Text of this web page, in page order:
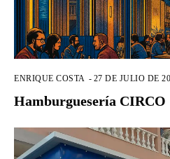
ENRIQUE COSTA - 27 DE JULIO DE
Hamburguesería CIRCO